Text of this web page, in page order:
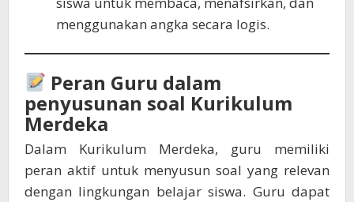
menggunakan angka secara logis.
Peran Guru dalam
penyusunan soal Kurikulum
Merdeka
Dalam Kurikulum Merdeka, guru memiliki
peran aktif untuk menyusun soal yang relevan
dengan lingkungan belajar siswa. Guru dapat